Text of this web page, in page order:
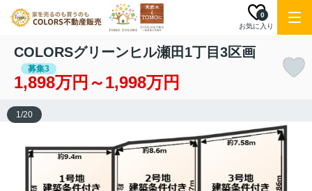
お気に入り
0
COLORSグリーンヒル瀬田1丁目3区画
募集3
1,898万円～1,998万円
1/20